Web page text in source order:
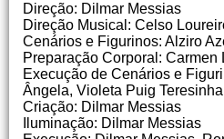
Direção: Dilmar Messias
Direção Musical: Celso
Cenários e Figurinos: Alziro
Preparação Corporal: Carmen
Execução de Cenários e
Ângela, Violeta Puig Teresinha
Criação: Dilmar Messias
Iluminação: Dilmar Messias